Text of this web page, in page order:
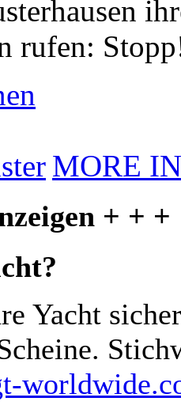
rufen:
MORE
+ + +
Yacht